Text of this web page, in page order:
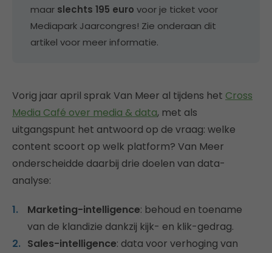
maar slechts 195 euro voor je ticket voor
Mediapark Jaarcongres! Zie onderaan dit
artikel voor meer informatie.
Vorig jaar april sprak Van Meer al tijdens het Cross
Media Café over media & data, met als
uitgangspunt het antwoord op de vraag: welke
content scoort op welk platform? Van Meer
onderscheidde daarbij drie doelen van data-
analyse:
Marketing-intelligence: behoud en toename
van de klandizie dankzij kijk- en klik-gedrag.
Sales-intelligence: data voor verhoging van